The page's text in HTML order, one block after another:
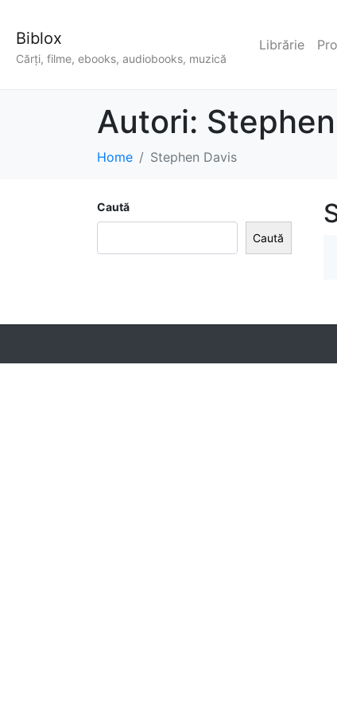
Biblox
Cărți, filme, ebooks, audiobooks, muzică
Librărie
Autori:
Home Stephen Davis
Caută
Caută